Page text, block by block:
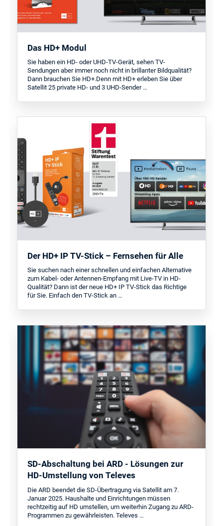
Das HD+ Modul
Sie haben ein HD- oder UHD-TV-Gerät, sehen TV-
Sendungen aber immer noch nicht in brillanter Bildqualität?
Dann brauchen Sie HD+.Denn mit HD+ erleben Sie über
Satellit 25 private HD- und 3 UHD-Sender …
Der HD+ IP TV-Stick – Fernsehen für Alle
Sie suchen nach einer schnellen und einfachen Alternative
zum Kabel- oder Antennen-Empfang mit Live-TV in HD-
Qualität? Dann ist der neue HD+ IP TV-Stick das Richtige
für Sie. Einfach den TV-Stick an …
SD-Abschaltung bei ARD - Lösungen zur
HD-Umstellung von Televes
Die ARD beendet die SD-Übertragung via Satellit am 7.
Januar 2025. Haushalte und Einrichtungen müssen
rechtzeitig auf HD umstellen, um weiterhin Zugang zu ARD-
Programmen zu gewährleisten. Televes …